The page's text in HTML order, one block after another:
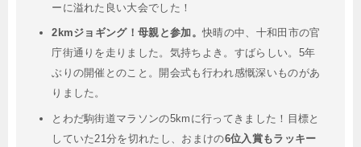
ーに溢れた良い大会でした！
2kmジョギング！母親と参加。 快晴の中、十和田市の官
庁街通りを走りました。気持ちよき。すばらしい。5年
ぶりの開催とのこと。開会式も行われ感慨深いものがあ
りました。
とわだ駒街道マラソンの5kmに行ってきました！目標と
していた21分を切れたし、おまけの6位入賞もラッキー